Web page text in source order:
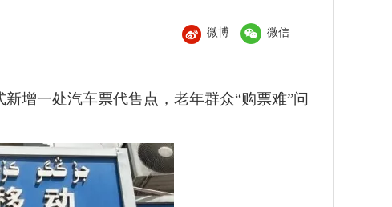
微博 微信
增一处汽车票代售点，老年群众“购票难”问